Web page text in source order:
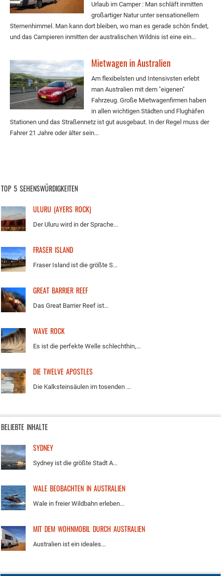
Urlaub im Camper : Man schläft inmitten
großartiger Natur unter sensationellem
Sternenhimmel. Man kann dort bleiben, wo man es gerade schön findet,
und das Campieren inmitten der australischen Wildnis ist eine ein...
Mietwagen in Australien
Am flexibelsten und Intensivsten erlebt
man Australien mit dem "eigenen"
Fahrzeug. Große Mietwagenfirmen haben
in allen wichtigen Städten und Flughäfen
Stationen und das Straßennetz ist gut ausgebaut. In der Regel muss der
Fahrer 21 Jahre oder älter sein...
TOP 5 SEHENSWÜRDIGKEITEN
ULURU (AYERS ROCK)
Der Uluru wird in der Sprache...
FRASER ISLAND
Fraser Island ist die größte S...
GREAT BARRIER REEF
Das Great Barrier Reef ist...
WAVE ROCK
Es ist die perfekte Welle schlechthin,...
DIE TWELVE APOSTLES
Die Kalksteinsäulen im tosenden ...
BELIEBTE INHALTE
SYDNEY
Sydney ist die größte Stadt A...
WALE BEOBACHTEN IN AUSTRALIEN
Wale in freier Wildbahn erleben...
MIT DEM WOHNMOBIL DURCH AUSTRALIEN
Australien ist ein ideales...